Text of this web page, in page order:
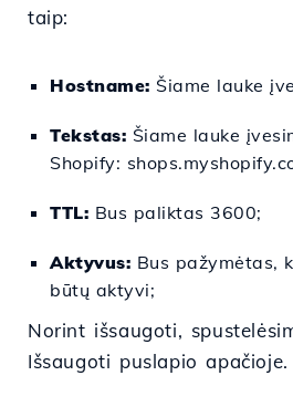
taip:
Hostname: Šiame lauke
Tekstas: Šiame lauke
Shopify:
TTL: Bus paliktas 3600;
Aktyvus: Bus pažymėtas,
būtų aktyvi;
Norint išsaugoti,
Išsaugoti puslapio apačioje.